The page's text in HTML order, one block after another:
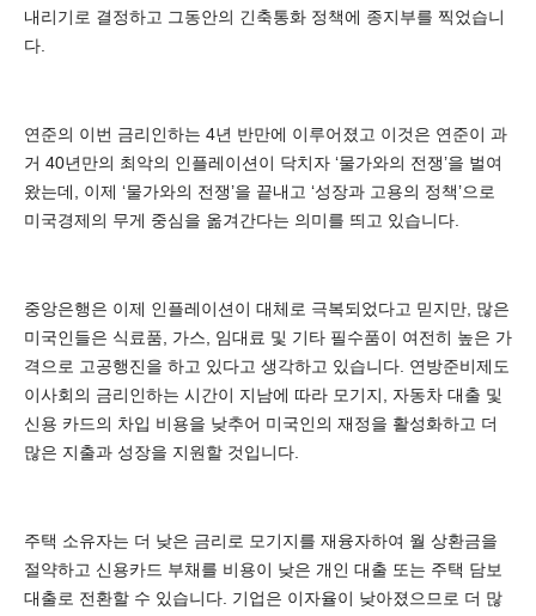
내리기로 결정하고 그동안의 긴축통화 정책에 종지부를 찍었습니
다.
연준의 이번 금리인하는 4년 반만에 이루어졌고 이것은 연준이 과
거 40년만의 최악의 인플레이션이 닥치자 ‘물가와의 전쟁’을 벌여
왔는데, 이제 ‘물가와의 전쟁’을 끝내고 ‘성장과 고용의 정책’으로
미국경제의 무게 중심을 옮겨간다는 의미를 띄고 있습니다.
중앙은행은 이제 인플레이션이 대체로 극복되었다고 믿지만, 많은
미국인들은 식료품, 가스, 임대료 및 기타 필수품이 여전히 높은 가
격으로 고공행진을 하고 있다고 생각하고 있습니다. 연방준비제도
이사회의 금리인하는 시간이 지남에 따라 모기지, 자동차 대출 및
신용 카드의 차입 비용을 낮추어 미국인의 재정을 활성화하고 더
많은 지출과 성장을 지원할 것입니다.
주택 소유자는 더 낮은 금리로 모기지를 재융자하여 월 상환금을
절약하고 신용카드 부채를 비용이 낮은 개인 대출 또는 주택 담보
대출로 전환할 수 있습니다. 기업은 이자율이 낮아졌으므로 더 많